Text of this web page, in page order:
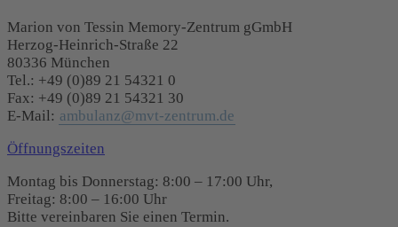
Marion von Tessin Memory-Zentrum gGmbH
Herzog-Heinrich-Straße 22
80336 München
Tel.: +49 (0)89 21 54321 0
Fax: +49 (0)89 21 54321 30
E-Mail: ambulanz@mvt-zentrum.de
Öffnungszeiten
Montag bis Donnerstag: 8:00 – 17:00 Uhr,
Freitag: 8:00 – 16:00 Uhr
Bitte vereinbaren Sie einen Termin.